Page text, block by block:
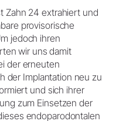
Zahn 24 extrahiert und
provisorische
jedoch ihren
wir uns damit
der erneuten
der Implantation neu zu
und sich ihrer
zum Einsetzen der
endoparodontalen